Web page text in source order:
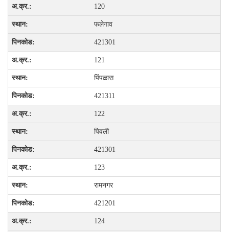
120
फलेगाव
421301
121
पिंपळास
421311
122
पिवली
421301
123
रामनगर
421201
124